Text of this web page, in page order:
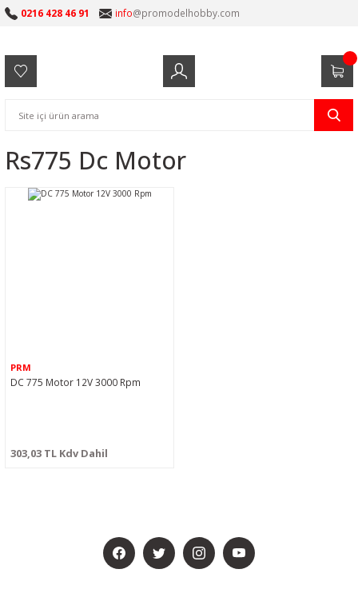
0216 428 46 91 info@promodelhobby.com
Rs775 Dc Motor
PRM
DC 775 Motor 12V 3000 Rpm
303,03 TL Kdv Dahil